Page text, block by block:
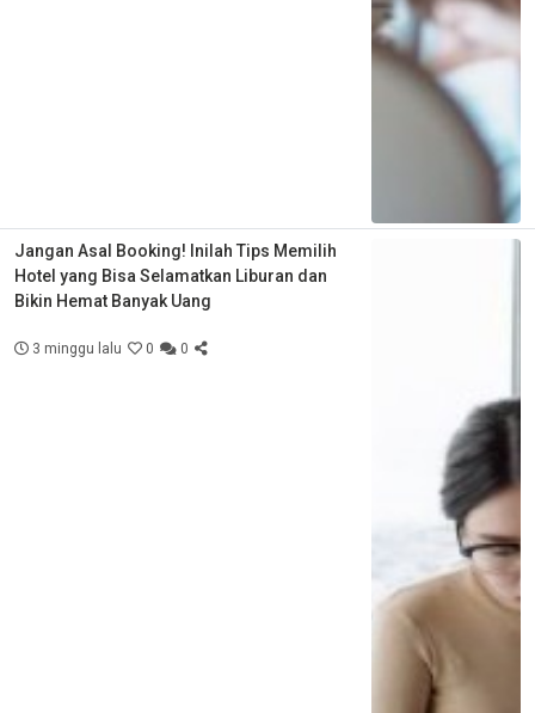
Jangan Asal Booking! Inilah Tips Memilih
Hotel yang Bisa Selamatkan Liburan dan
Bikin Hemat Banyak Uang
3 minggu lalu 0 0